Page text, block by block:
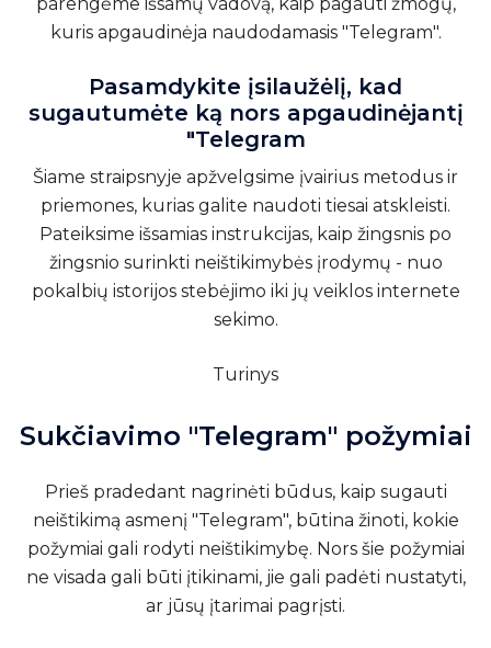
kuris apgaudinėja naudodamasis "Telegram".
Pasamdykite įsilaužėlį, kad
sugautumėte ką nors apgaudinėjantį
"Telegram
Šiame straipsnyje apžvelgsime įvairius metodus ir
priemones, kurias galite naudoti tiesai atskleisti.
Pateiksime išsamias instrukcijas, kaip žingsnis po
žingsnio surinkti neištikimybės įrodymų - nuo
pokalbių istorijos stebėjimo iki jų veiklos internete
sekimo.
Turinys
Sukčiavimo "Telegram" požymiai
Prieš pradedant nagrinėti būdus, kaip sugauti
neištikimą asmenį "Telegram", būtina žinoti, kokie
požymiai gali rodyti neištikimybę. Nors šie požymiai
ne visada gali būti įtikinami, jie gali padėti nustatyti,
ar jūsų įtarimai pagrįsti.